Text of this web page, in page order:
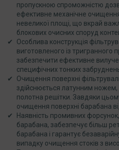
пропускною спроможністю
ефективне механічне
невеликої площі, що вкрай
блокових очисних споруд
Особлива конструкція
виготовленого із тригранного
забезпечити ефективне
специфічних тонких
Очищення поверхні
здійснюється латунним
полотна решітки. Завдяки
очищення поверхні барабана
Наявність промивних
барабана, забезпечує більш
барабана і гарантує
випадку очищення стоків з